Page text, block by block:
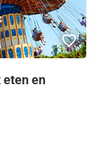
eten en